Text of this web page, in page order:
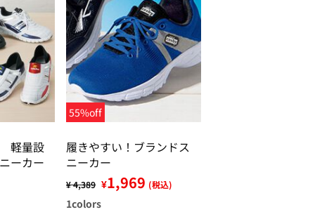
軽量設
ーカー
55%off
履きやすい！ブランドス
ニーカー
¥ 4,389 ¥1,969 (税込)
1colors